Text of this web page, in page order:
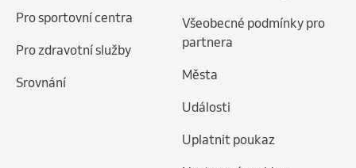
Pro sportovní centra
Pro zdravotní služby
Srovnání
Všeobecné podmínky pro
partnera
Města
Události
Uplatnit poukaz